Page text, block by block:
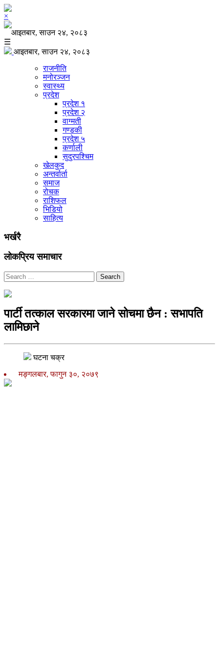
×
आइतबार, साउन २४, २०८३
☰
आइतबार, साउन २४, २०८३
राजनीति
मनोरञ्जन
स्वास्थ्य
प्रदेश
प्रदेश १
प्रदेश २
वाग्मती
गण्डकी
प्रदेश ५
कर्णाली
सुदुरपश्चिम
खेलकुद
अन्तर्वार्ता
समाज
रोचक
राशिफल
भिडियो
साहित्य
भर्खरै
लोकप्रिय समाचार
Search
पार्टी तत्काल सरकारमा जाने सोचमा छैन : सभापति
लामिछाने
घटना चक्र
मङ्गलबार, फागुन ३०, २०७९